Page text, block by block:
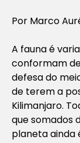
Por Marco
A fauna é
conformam
defesa do
de terem a
Kilimanjaro.
que somados
planeta ainda